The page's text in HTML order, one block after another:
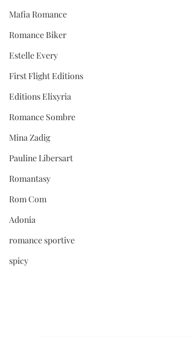
Mafia Romance
Romance Biker
Estelle Every
First Flight Editions
Editions Elixyria
Romance Sombre
Mina Zadig
Pauline Libersart
Romantasy
Rom Com
Adonia
romance sportive
spicy